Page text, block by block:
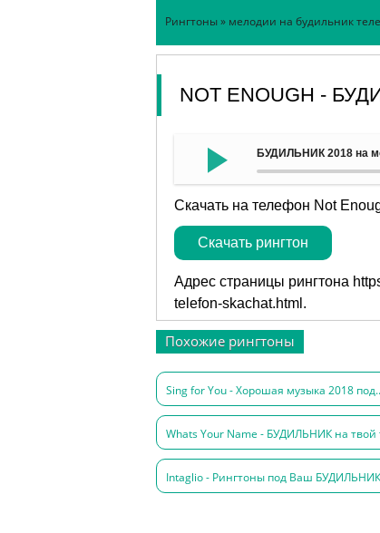
Рингтоны» мелодии на будильник
NOT ENOUGH -
БУДИЛЬНИК 2018 на
Скачать на телефон Not
Скачать рингтон
Адрес страницы рингтона
telefon-skachat.html .
Похожие рингтоны
Sing for You - Хорошая музыка 2018 под..
Whats Your Name - БУДИЛЬНИК на твой
Intaglio - Рингтоны под Ваш